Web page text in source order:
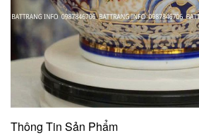
Thông Tin Sản Phẩm